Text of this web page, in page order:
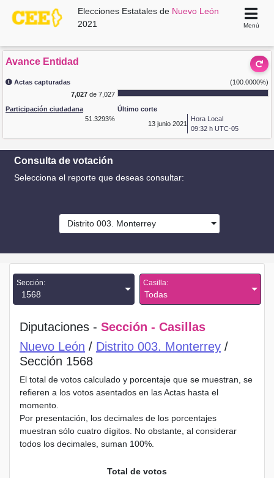
Elecciones Estatales de Nuevo León
2021
Menú
Avance Entidad
Actas capturadas
(100.0000%)
7,027de 7,027
Participación ciudadana
51.3293%
Último corte
13 junio 2021
Hora Local
09:32 h UTC-05
Consulta de votación
Selecciona el reporte que deseas consultar:
Distrito 003. Monterrey
Sección:
1568
Casilla:
Todas
Diputaciones - Sección - Casillas
Nuevo León / Distrito 003. Monterrey /
Sección 1568
El total de votos calculado y porcentaje que se muestran, se
refieren a los votos asentados en las Actas hasta el
momento.
Por presentación, los decimales de los porcentajes
muestran sólo cuatro dígitos. No obstante, al considerar
todos los decimales, suman 100%.
Total de votos